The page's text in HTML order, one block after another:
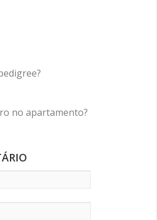
no apartamento?